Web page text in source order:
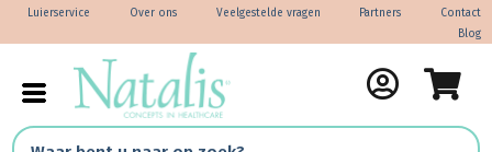
Contact
Partners
Veelgestelde vragen
Over ons
Luierservice
Blog